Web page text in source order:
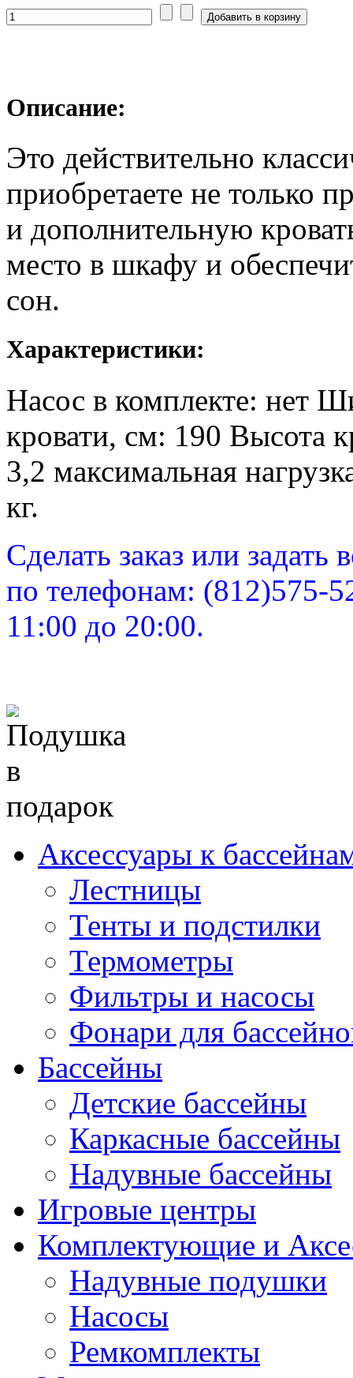
Описание:
Это действительно
приобретаете не только
и дополнительную
место в шкафу и
сон.
Характеристики:
Насос в комплекте: нет
кровати, см: 190 Высота
3,2 максимальная
кг.
Сделать заказ или
по телефонам: (812)575-
11:00 до 20:00.
Аксессуары к
Лестницы
Тенты и подстилки
Термометры
Фильтры и насосы
Фонари для
Бассейны
Детские бассейны
Каркасные бассейны
Надувные бассейны
Игровые центры
Комплектующие и
Надувные подушки
Насосы
Ремкомплекты